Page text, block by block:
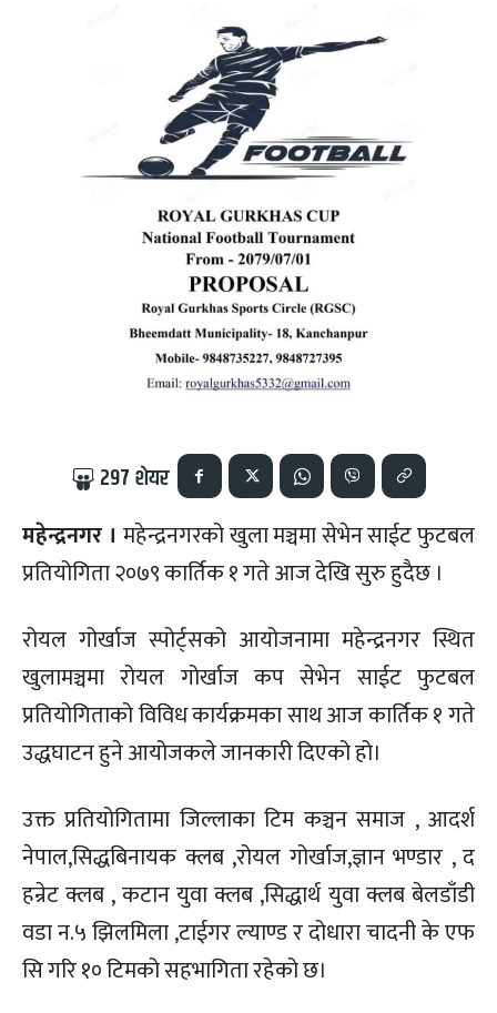
297शेयर
महेन्द्रनगर ।महेन्द्रनगरको खुला मञ्चमा सेभेन साईट फुटबल
प्रतियोगिता २०७९ कार्तिक १ गते आज देखि सुरु हुदैछ ।
रोयल गोर्खाज स्पोर्ट्सको आयोजनामा महेन्द्रनगर स्थित
खुलामञ्चमा रोयल गोर्खाज कप सेभेन साईट फुटबल
प्रतियोगिताको विविध कार्यक्रमका साथ आज कार्तिक १ गते
उद्धघाटन हुने आयोजकले जानकारी दिएको हो।
उक्त प्रतियोगितामा जिल्लाका टिम कञ्चन समाज , आदर्श
नेपाल,सिद्धबिनायक क्लब ,रोयल गोर्खाज,ज्ञान भण्डार , द
हन्रेट क्लब , कटान युवा क्लब ,सिद्धार्थ युवा क्लब बेलडाँडी
वडा न.५ झिलमिला ,टाईगर ल्याण्ड र दोधारा चादनी के एफ
सि गरि १० टिमको सहभागिता रहेको छ।